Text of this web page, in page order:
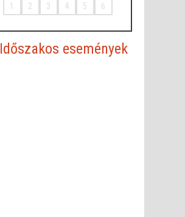
1 2 3 4 5 6
Időszakos események